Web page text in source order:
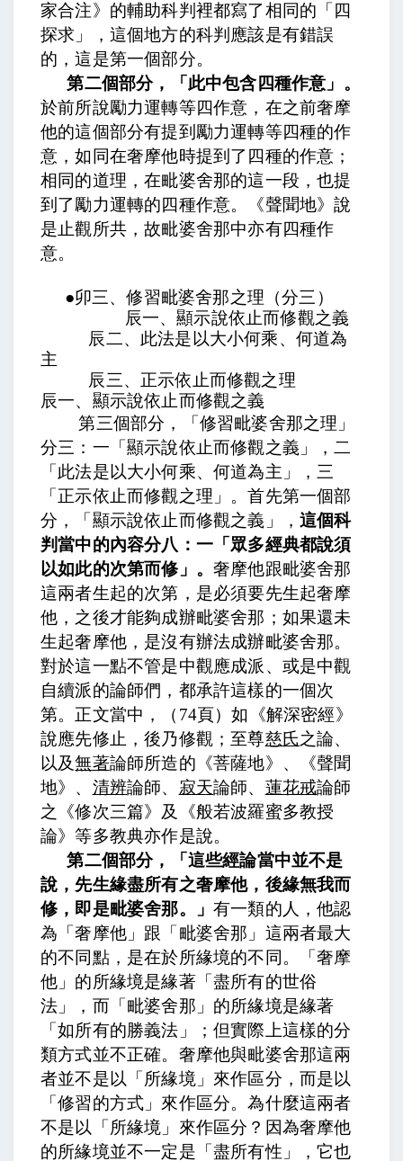
家合注》的輔助科判裡都寫了相同的「四
探求」，這個地方的科判應該是有錯誤
的，這是第一個部分。
第二個部分，「此中包含四種作意」。
於前所說勵力運轉等四作意， 在之前奢摩
他的這個部分有提到勵力運轉等四種的作
意，如同在奢摩他時提到了四種的作意；
相同的道理，在毗婆舍那的這一段，也提
到了勵力運轉的四種作意。
《聲聞地》說
是止觀所共，故毗婆舍那中亦有四種作
意。
●卯三、修習毗婆舍那之理（分三）
辰一、顯示說依止而修觀之義
辰二、此法是以大小何乘、何道為
主
辰三、正示依止而修觀之理
辰一、顯示說依止而修觀之義
第三個部分，「 修習毗婆舍那之理」
分三：一「顯示說依止而修觀之義」，二
「此法是以大小何乘、何道為主」，三
「正示依止而修觀之理」。首先第一個部
分，「顯示說依止而修觀之義」， 這個科
判當中的內容分八：一「眾多經典都說須
以如此的次第而修」。 奢摩他跟毗婆舍那
這兩者生起的次第，是必須要先生起奢摩
他，之後才能夠成辦毗婆舍那；如果還未
生起奢摩他，是沒有辦法成辦毗婆舍那。
對於這一點不管是中觀應成派、或是中觀
自續派的論師們，都承許這樣的一個次
第。正文當中，
（ 74頁）如《解深密經》
說應先修止，後乃修觀；至尊慈氏之論、
以及無著論師所造的 《菩薩地》、《聲聞
地》、 清辨論師、 寂天論師、 蓮花戒論師
之《修次三篇》及《般若波羅蜜多教授
論》等多教典亦作是說。
第二個部分，「這些經論當中並不是
說，先生緣盡所有之奢摩他，後緣無我而
修，即是毗婆舍那。」 有一類的人，他認
為「奢摩他」跟「毗婆舍那」這兩者最大
的不同點，是在於所緣境的不同。「奢摩
他」的所緣境是緣著「盡所有的世俗
法」，而「毗婆舍那」的所緣境是緣著
「如所有的勝義法」；但實際上這樣的分
類方式並不正確。奢摩他與毗婆舍那這兩
者並不是以「所緣境」來作區分，而是以
「修習的方式」來作區分。為什麼這兩者
不是以「所緣境」來作區分？因為奢摩他
的所緣境並不一定是「盡所有性」，它也